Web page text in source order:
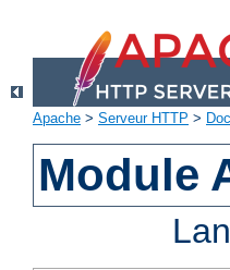
Apache > Serveur HTTP >
Module